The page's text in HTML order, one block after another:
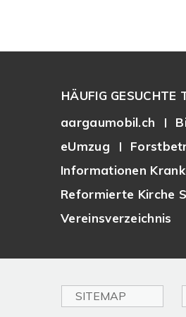
HÄUFIG GESUCHTE
aargaumobil.ch
eUmzug
Informationen
Reformierte Kirche
Vereinsverzeichnis
SITEMAP
Toplinks